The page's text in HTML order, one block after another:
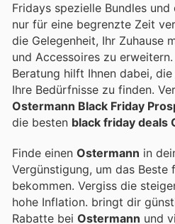
Fridays spezielle Bundles
nur für eine begrenzte Zeit
die Gelegenheit, Ihr Zuhause
und Accessoires zu
Beratung hilft Ihnen dabei,
Ihre Bedürfnisse zu finden.
Ostermann Black Friday
die besten black friday deals
Finde einen Ostermann in
Vergünstigung, um das Beste
bekommen. Vergiss die
hohe Inflation. bringt dir
Rabatte bei Ostermann und